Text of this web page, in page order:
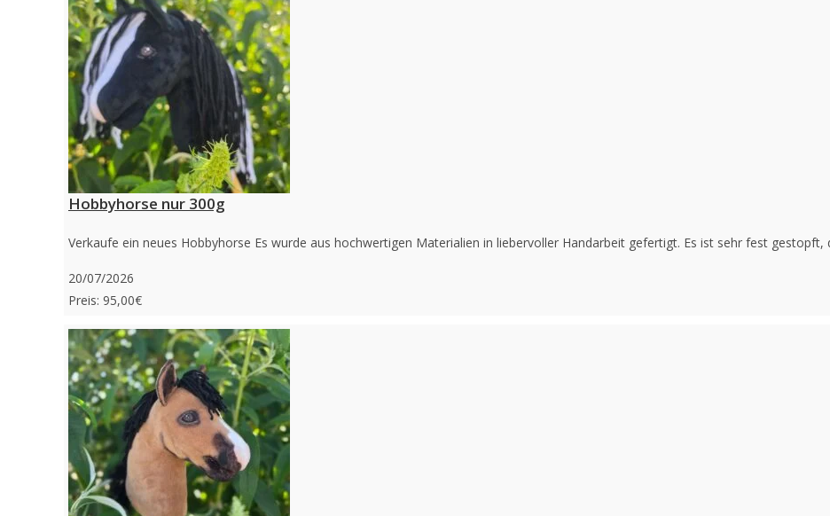
Hobbyhorse nur 300g
Verkaufe ein neues Hobbyhorse Es wurde aus hochwertigen Materialien in liebervoller Handarbeit gefertigt. Es ist sehr fest gestopft,
20/07/2026
Preis: 95,00€